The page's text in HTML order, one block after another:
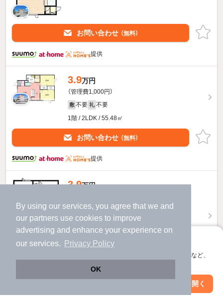
By using our services, you agree that we and
our partners use cookies to improve
advertising and enhance your experience on
our services.
Privacy Policy
OK
アプリに切り替えて、サクサクお部屋探し
会員登録なしですぐ使える。マップ検索やお気に入り保存など、
アプリを開く
お問い合わせ （無料）
提供
3.9万円
（管理費1,000円）
敷 不要 礼 不要
1階 / 2LDK / 55.48㎡
お問い合わせ （無料）
提供
3.9万円
敷 1.0ヶ月 礼 不要
2階 / 2LDK / 55.48㎡
お問い合わせ
絞り込み条件を変更